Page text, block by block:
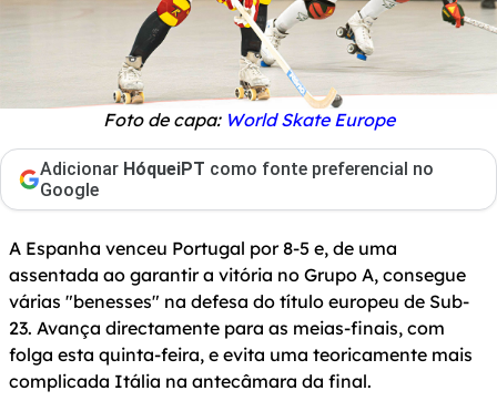
Foto de capa: World Skate Europe
Adicionar HóqueiPT como fonte preferencial no
Google
A Espanha venceu Portugal por 8-5 e, de uma
assentada ao garantir a vitória no Grupo A, consegue
várias "benesses" na defesa do título europeu de Sub-
23. Avança directamente para as meias-finais, com
folga esta quinta-feira, e evita uma teoricamente mais
complicada Itália na antecâmara da final.